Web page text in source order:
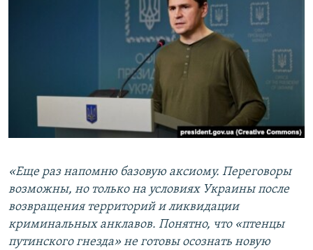
«Еще раз напомню базовую аксиому. Переговоры
возможны, но только на условиях Украины после
возвращения территорий и ликвидации
криминальных анклавов. Понятно, что «птенцы
путинского гнезда» не готовы осознать новую